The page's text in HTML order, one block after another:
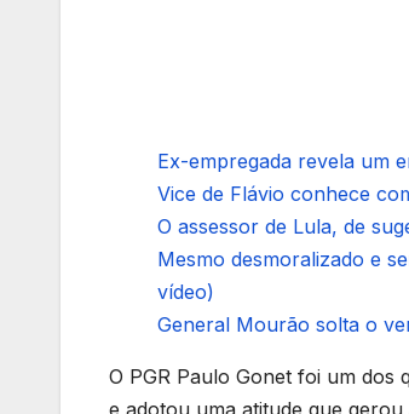
Ex-empregada revela um
Vice de Flávio conhece
O assessor de Lula, de
Mesmo desmoralizado e
vídeo)
General Mourão solta o
O PGR Paulo Gonet foi um dos